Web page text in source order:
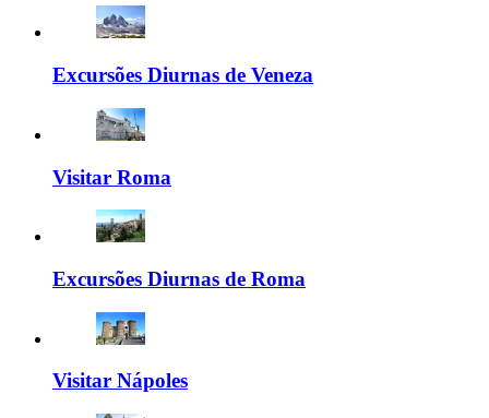
Excursões Diurnas de Veneza
Visitar Roma
Excursões Diurnas de Roma
Visitar Nápoles